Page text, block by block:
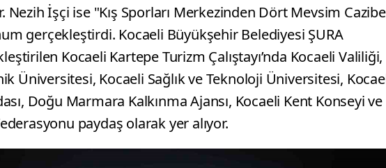
İşçi ise "Kış Sporları Merkezinden Dört Mevsim Cazibe
gerçekleştirdi. Kocaeli Büyükşehir Belediyesi ŞURA
Kocaeli Kartepe Turizm Çalıştayı’nda Kocaeli Valiliği,
Üniversitesi, Kocaeli Sağlık ve Teknoloji Üniversitesi,
Doğu Marmara Kalkınma Ajansı, Kocaeli Kent Konseyi ve
paydaş olarak yer alıyor.